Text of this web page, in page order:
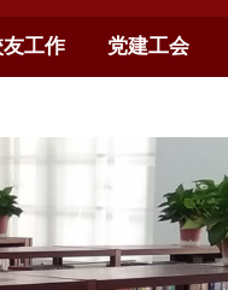
工作 党建工会